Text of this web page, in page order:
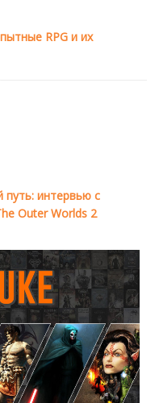
RPG и их
путь: интервью с
Outer Worlds 2